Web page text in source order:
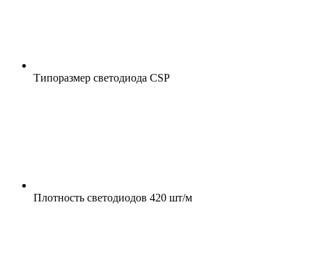
Типоразмер светодиода CSP
Плотность светодиодов 420 шт/м